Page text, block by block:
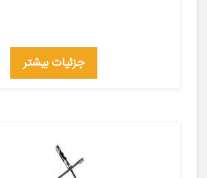
جزئیات بیشتر